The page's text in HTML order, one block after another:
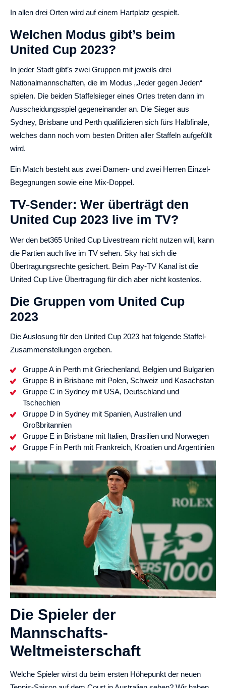
In allen drei Orten wird auf einem Hartplatz gespielt.
Welchen Modus gibt’s beim
United Cup 2023?
In jeder Stadt gibt’s zwei Gruppen mit jeweils drei
Nationalmannschaften, die im Modus „Jeder gegen Jeden“
spielen. Die beiden Staffelsieger eines Ortes treten dann im
Ausscheidungsspiel gegeneinander an. Die Sieger aus
Sydney, Brisbane und Perth qualifizieren sich fürs Halbfinale,
welches dann noch vom besten Dritten aller Staffeln aufgefüllt
wird.
Ein Match besteht aus zwei Damen- und zwei Herren Einzel-
Begegnungen sowie eine Mix-Doppel.
TV-Sender: Wer überträgt den
United Cup 2023 live im TV?
Wer den bet365 United Cup Livestream nicht nutzen will, kann
die Partien auch live im TV sehen. Sky hat sich die
Übertragungsrechte gesichert. Beim Pay-TV Kanal ist die
United Cup Live Übertragung für dich aber nicht kostenlos.
Die Gruppen vom United Cup
2023
Die Auslosung für den United Cup 2023 hat folgende Staffel-
Zusammenstellungen ergeben.
Gruppe A in Perth mit Griechenland, Belgien und Bulgarien
Gruppe B in Brisbane mit Polen, Schweiz und Kasachstan
Gruppe C in Sydney mit USA, Deutschland und
Tschechien
Gruppe D in Sydney mit Spanien, Australien und
Großbritannien
Gruppe E in Brisbane mit Italien, Brasilien und Norwegen
Gruppe F in Perth mit Frankreich, Kroatien und Argentinien
Die Spieler der
Mannschafts-
Weltmeisterschaft
Welche Spieler wirst du beim ersten Höhepunkt der neuen